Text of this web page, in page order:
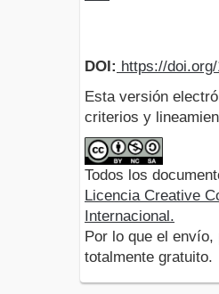
DOI: https://
Esta versión
criterios y
Todos los
Licencia Creative
Internacional.
Por lo que el
totalmente gratuito.